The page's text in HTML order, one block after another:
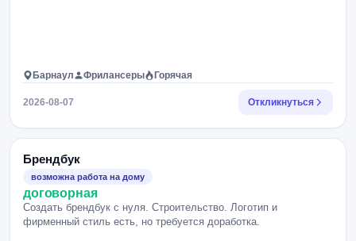
Барнаул Фрилансеры Горячая
2026-08-07 Откликнуться
Брендбук
возможна работа на дому
договорная
Создать брендбук с нуля. Строительство. Логотип и
фирменный стиль есть, но требуется доработка.